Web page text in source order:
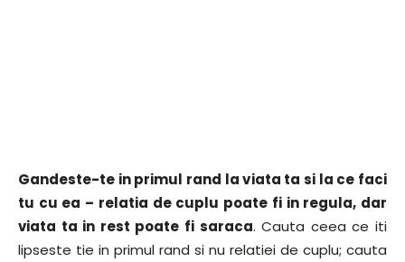
Gandeste-te in primul rand la viata ta si la ce faci
tu cu ea – relatia de cuplu poate fi in regula, dar
viata ta in rest poate fi saraca. Cauta ceea ce iti
lipseste tie in primul rand si nu relatiei de cuplu; cauta